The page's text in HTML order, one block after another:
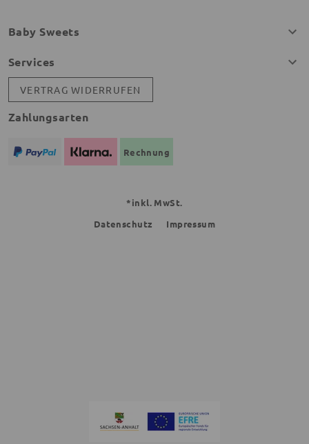
Baby Sweets
Services
VERTRAG WIDERRUFEN
Zahlungsarten
Rechnung
*inkl. MwSt.
Datenschutz
Impressum